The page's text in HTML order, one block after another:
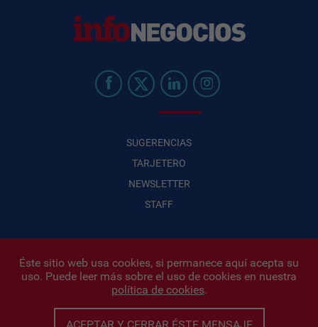
SUGERENCIAS
TARJETERO
NEWSLETTER
STAFF
Infonegocios 2026| INFONEGOCIOS S.A. · CUIT: 30710438486 |
Políticas de Privacidad|Protección de datos personales
Iñigo Biain
Este sitio esta protegido por Google reCAPTCHA y conPolíticas de
Éste sitio web usa cookies, si permanece aquí acepta su
uso. Puede leer más sobre el uso de cookies en nuestra
política de cookies.